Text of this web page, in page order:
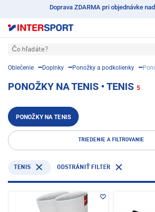
Doprava ZDARMA pri objednávke
Čo hľadáte?
Oblečenie Doplnky Ponožky a podkolienky
PONOŽKY NA TENIS • TENIS 5
PONOŽKY NA TENIS
TRIEDENIE A FILTROVANIE
TENIS ODSTRÁNIŤ FILTER